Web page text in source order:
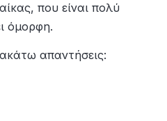
που είναι πολύ
όμορφη.
απαντήσεις: